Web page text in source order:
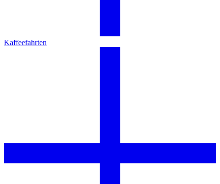
Kaffeefahrten